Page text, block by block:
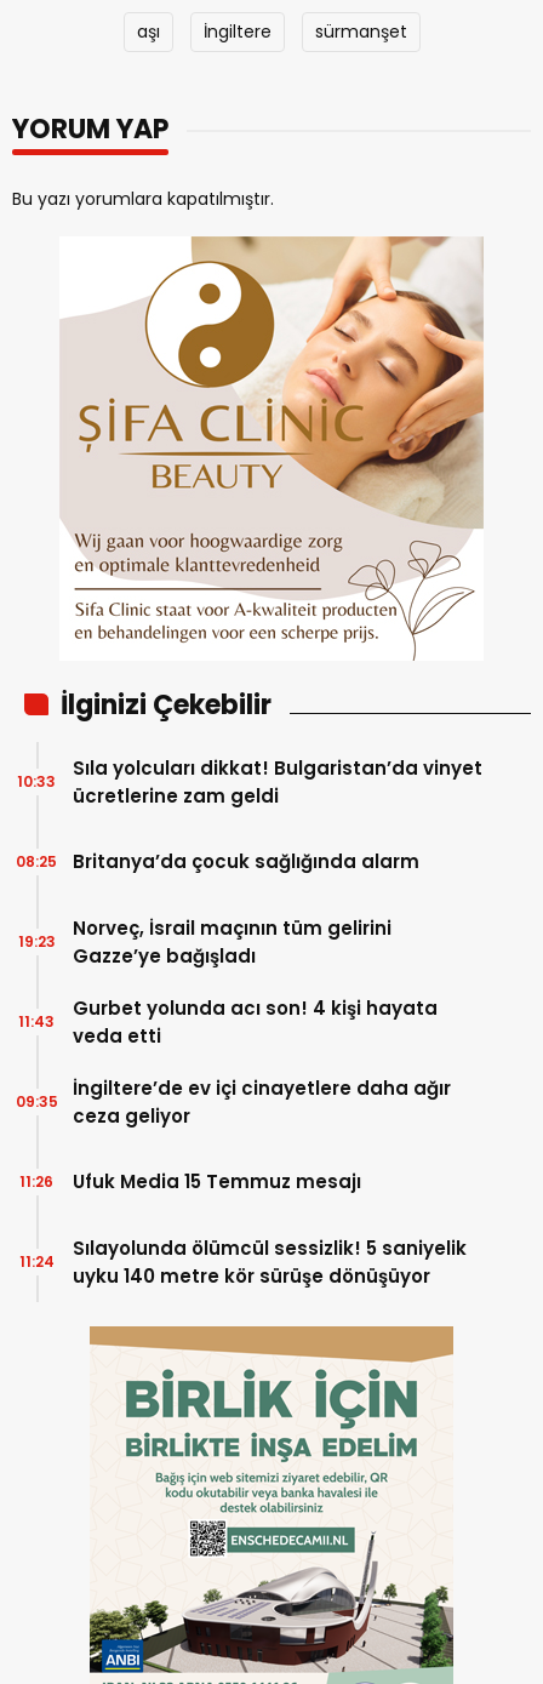
aşı İngiltere sürmanşet
YORUM YAP
Bu yazı yorumlara kapatılmıştır.
İlginizi Çekebilir
Sıla yolcuları dikkat! Bulgaristan’da vinyet
ücretlerine zam geldi
10:33
Britanya’da çocuk sağlığında alarm
08:25
Norveç, İsrail maçının tüm gelirini
Gazze’ye bağışladı
19:23
Gurbet yolunda acı son! 4 kişi hayata
veda etti
11:43
İngiltere’de ev içi cinayetlere daha ağır
ceza geliyor
09:35
Ufuk Media 15 Temmuz mesajı
11:26
Sılayolunda ölümcül sessizlik! 5 saniyelik
uyku 140 metre kör sürüşe dönüşüyor
11:24